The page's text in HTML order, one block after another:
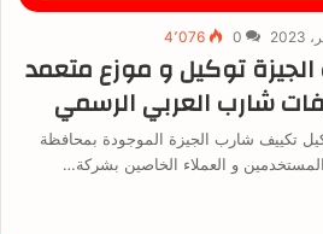
0 4٬076
توكيل و موزع متعمد
شارب العربي الرسمي
تكييف شارب الجيزة الموجودة بمحافظة
و العملاء الخاصين بشركة…